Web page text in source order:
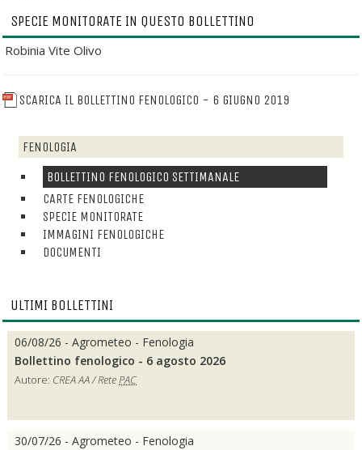
SPECIE MONITORATE IN QUESTO BOLLETTINO
Robinia Vite Olivo
SCARICA IL BOLLETTINO FENOLOGICO - 6 GIUGNO 2019
FENOLOGIA
BOLLETTINO FENOLOGICO SETTIMANALE
CARTE FENOLOGICHE
SPECIE MONITORATE
IMMAGINI FENOLOGICHE
DOCUMENTI
ULTIMI BOLLETTINI
06/08/26 - Agrometeo - Fenologia
Bollettino fenologico - 6 agosto 2026
Autore: CREA AA / RetePAC
30/07/26 - Agrometeo - Fenologia